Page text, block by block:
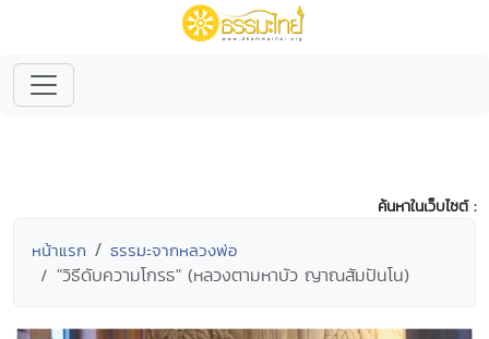
ค้นหาในเว็บไซต์ :
หน้าแรก ธรรมะจากหลวงพ่อ
"วิธีดับความโกรธ" (หลวงตามหาบัว ญาณสัมปันโน)